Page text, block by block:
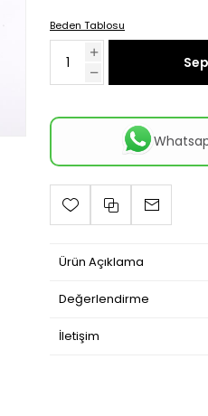
Beden Tablosu
Ürün Açıklama
Değerlendirme
İletişim